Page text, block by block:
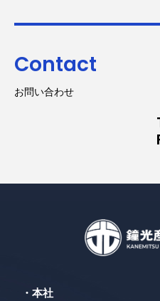
Contact
お問い合わせ
・本社